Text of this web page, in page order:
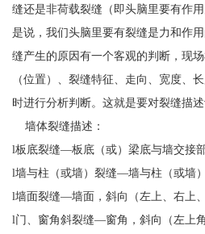
缝还是非荷载裂缝（即头脑里要有作
是说，我们头脑里要有裂缝是力和作
缝产生的原因有一个客观的判断，现
（位置）、裂缝特征、走向、宽度、
时进行分析判断。这就是要对裂缝描述
墙体裂缝描述：
l板底裂缝—板底（或）梁底与墙交接
l墙与柱（或墙）裂缝—墙与柱（或墙
l墙面裂缝—墙面，斜向（左上、右上、
l门、窗角斜裂缝—窗角，斜向（左上